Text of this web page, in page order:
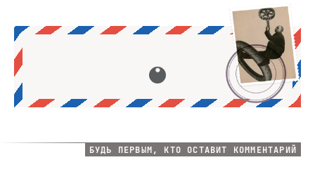
БУДЬ ПЕРВЫМ, КТО ОСТАВИТ КОММЕНТАРИЙ